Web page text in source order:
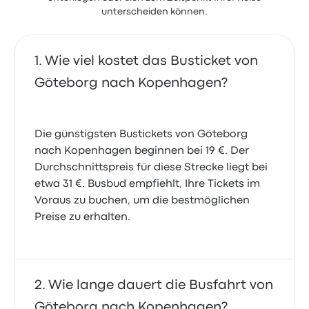
unterscheiden können.
Wie viel kostet das Busticket von
Göteborg nach Kopenhagen?
Die günstigsten Bustickets von Göteborg
nach Kopenhagen beginnen bei 19 €. Der
Durchschnittspreis für diese Strecke liegt bei
etwa 31 €. Busbud empfiehlt, Ihre Tickets im
Voraus zu buchen, um die bestmöglichen
Preise zu erhalten.
Wie lange dauert die Busfahrt von